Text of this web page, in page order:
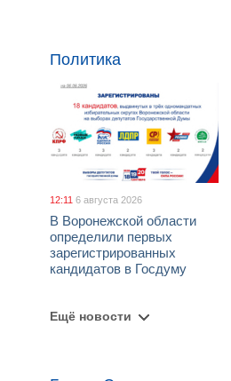
Политика
12:11 6 августа 2026
В Воронежской области
определили первых
зарегистрированных
кандидатов в Госдуму
Ещё новости